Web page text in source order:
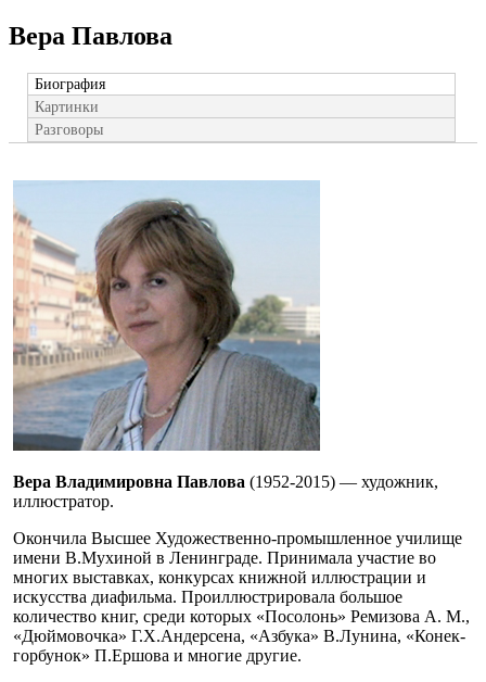
Вера Павлова
Биография
Картинки
Разговоры
Вера Владимировна Павлова (1952-2015) — художник,
иллюстратор.
Окончила Высшее Художественно-промышленное училище
имени В.Мухиной в Ленинграде. Принимала участие во
многих выставках, конкурсах книжной иллюстрации и
искусства диафильма. Проиллюстрировала большое
количество книг, среди которых «Посолонь» Ремизова А. М.,
«Дюймовочка» Г.Х.Андерсена, «Азбука» В.Лунина, «Конек-
горбунок» П.Ершова и многие другие.